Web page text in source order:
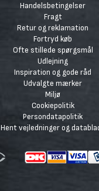
Handelsbetingelser
Fragt
Retur og reklamation
Fortryd køb
Ofte stillede spørgsmål
Udlejning
Inspiration og gode råd
Udvalgte mærker
Miljø
Cookiepolitik
Persondatapolitik
Hent vejledninger og